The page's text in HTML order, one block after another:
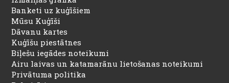
Banketi uz kuģīšiem
Mūsu Kuģīši
Dāvanu kartes
Kuģīšu piestātnes
Biļešu iegādes noteikumi
Airu laivas un katamarānu lietošanas noteikumi
Privātuma politika